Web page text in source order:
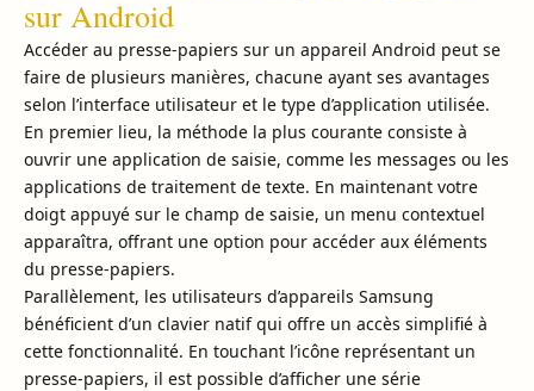
sur Android
Accéder au presse-papiers sur un appareil Android peut se
faire de plusieurs manières, chacune ayant ses avantages
selon l’interface utilisateur et le type d’application utilisée.
En premier lieu, la méthode la plus courante consiste à
ouvrir une application de saisie, comme les messages ou les
applications de traitement de texte. En maintenant votre
doigt appuyé sur le champ de saisie, un menu contextuel
apparaîtra, offrant une option pour accéder aux éléments
du presse-papiers.
Parallèlement, les utilisateurs d’appareils Samsung
bénéficient d’un clavier natif qui offre un accès simplifié à
cette fonctionnalité. En touchant l’icône représentant un
presse-papiers, il est possible d’afficher une série